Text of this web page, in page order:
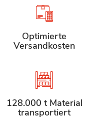
Optimierte
Versandkosten
128.000 t Material
transportiert